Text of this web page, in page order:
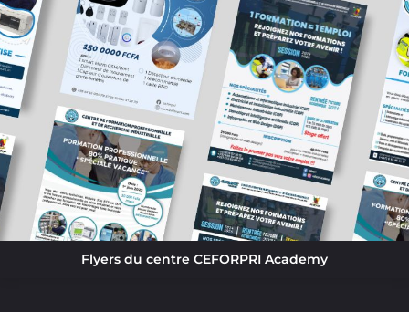
Flyers du centre CEFORPRI Academy